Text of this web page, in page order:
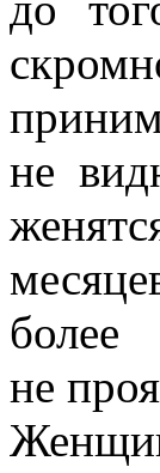
не
не